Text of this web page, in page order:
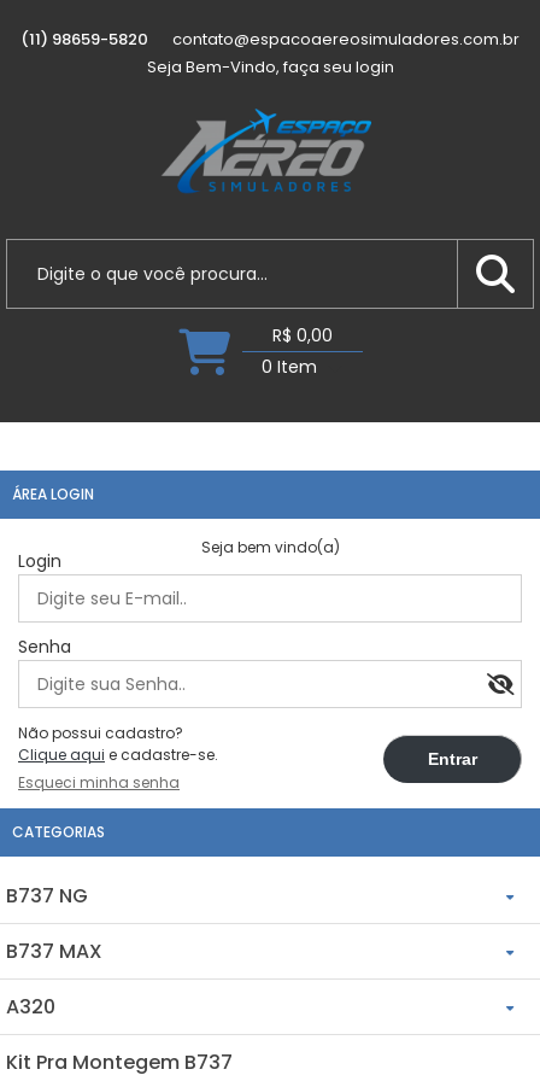
(11) 98659-5820
contato@espacoaereosimuladores.com.br
Seja Bem-Vindo, faça seu login
R$ 0,00
0 Item
ÁREA LOGIN
Seja bem vindo(a)
Login
Senha
Não possui cadastro?
Clique aqui e cadastre-se.
Esqueci minha senha
CATEGORIAS
B737 NG
B737NG - Cockpits
B737NG - AFT Overhead
B737NG - FWD Overhead
B737 MAX
B737 MAX - Cockpits
B737 MAX - AFT Overhead
A320
A320 - Cockpits
Kit Pra Montegem B737